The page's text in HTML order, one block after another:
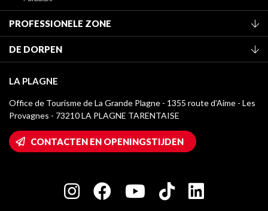
PROFESSIONELE ZONE
Classificatie van de gemeubileerde accommodaties
Verblijfstaks
Mediatheek
La Plagne logo's
Wifi toegang
Huis van de eigenaar
Charter van toegewijde spelers
DE DORPEN
Montchavin - Les Coches
Champagny-en-Vanoise
Plagne 1800
LA PLAGNE
Office de Tourisme de La Grande Plagne - 1355 route d’Aime - Les
Provagnes - 73210 LA PLAGNE TARENTAISE
CONTACTEN EN OPENINGSTIJDEN